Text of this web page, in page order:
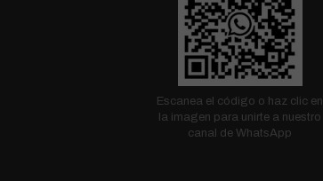
Escanea el código o haz clic en
la imagen para unirte a nuestro
canal de WhatsApp